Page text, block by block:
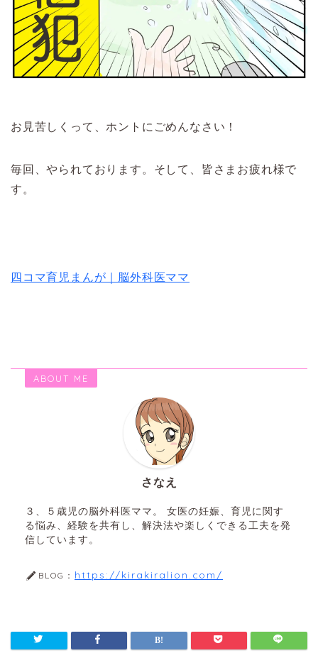
お見苦しくって、ホントにごめんなさい！
毎回、やられております。そして、皆さまお疲れ様で
す。
四コマ育児まんが｜脳外科医ママ
ABOUT ME
さなえ
３、５歳児の脳外科医ママ。 女医の妊娠、育児に関す
る悩み、経験を共有し、解決法や楽しくできる工夫を発
信しています。
BLOG： https://kirakiralion.com/